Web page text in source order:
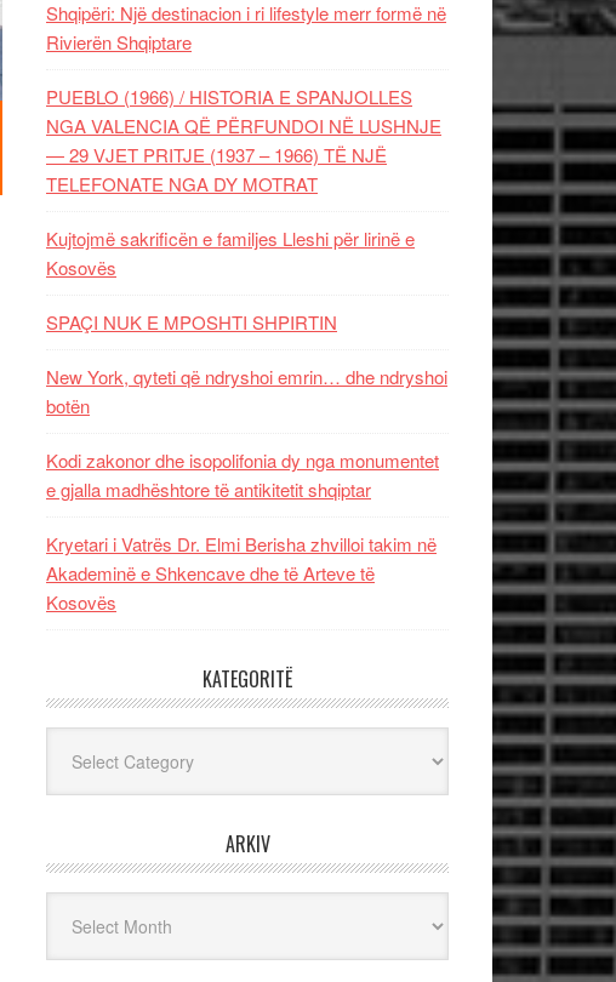
Shqipëri: Një destinacion i ri lifestyle merr formë në
Rivierën Shqiptare
PUEBLO (1966) / HISTORIA E SPANJOLLES
NGA VALENCIA QË PËRFUNDOI NË LUSHNJE
— 29 VJET PRITJE (1937 – 1966) TË NJË
TELEFONATE NGA DY MOTRAT
Kujtojmë sakrificën e familjes Lleshi për lirinë e
Kosovës
SPAÇI NUK E MPOSHTI SHPIRTIN
New York, qyteti që ndryshoi emrin… dhe ndryshoi
botën
Kodi zakonor dhe isopolifonia dy nga monumentet
e gjalla madhështore të antikitetit shqiptar
Kryetari i Vatrës Dr. Elmi Berisha zhvilloi takim në
Akademinë e Shkencave dhe të Arteve të
Kosovës
KATEGORITË
ARKIV